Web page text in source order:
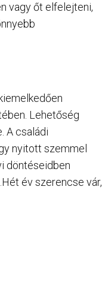
vagy őt elfelejteni,
Lehetőség
A családi
nyitott szemmel
döntéseidben
év szerencse vár,